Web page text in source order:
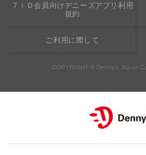
７ｉＤ会員向けデニーズアプリ利用
規約
ご利用に際して
COPYRIGHT © Denny’s Japan